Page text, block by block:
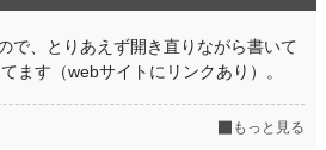
で、とりあえず開き直りながら書いて
ます（webサイトにリンクあり）。
もっと見る